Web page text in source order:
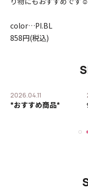
color…PI.BL
858円(税込)
2026.04.11
*おすすめ商品*